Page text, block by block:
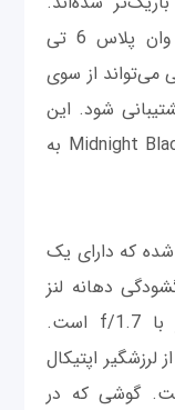
وان‌پلاس از فرکانس‌های بیشتری در وان پلاس 6 تی
می‌تواند از سوی
شود. این
گوشی در دو نسخه Mirror Black و Midnight Black به
شده که دارای یک
گشودگی دهانه لنز
این گوشی برای حس‌گر اصلی برابر با f/1.7 است.
لرزشگیر اپتیکال
گوشی که در